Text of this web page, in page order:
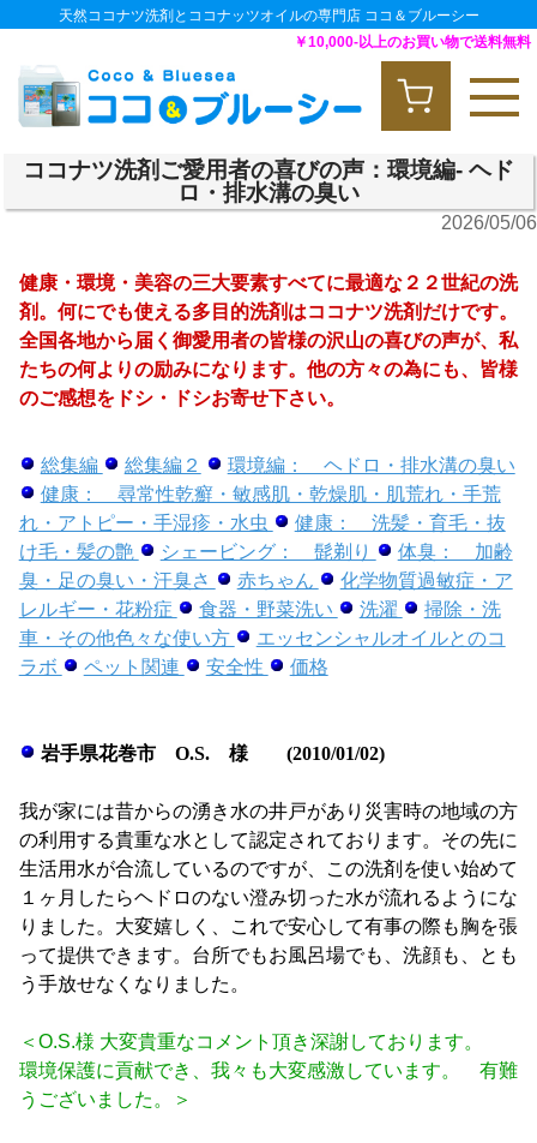
天然ココナツ洗剤とココナッツオイルの専門店 ココ＆ブルーシー
￥10,000-以上のお買い物で送料無料
ココナツ洗剤ご愛用者の喜びの声：環境編- ヘド
ロ・排水溝の臭い
2026/05/06
健康・環境・美容の三大要素すべてに最適な２２世紀の洗
剤。何にでも使える多目的洗剤はココナツ洗剤だけです。
全国各地から届く御愛用者の皆様の沢山の喜びの声が、私
たちの何よりの励みになります。他の方々の為にも、皆様
のご感想をドシ・ドシお寄せ下さい。
総集編 総集編２
環境編： ヘドロ・排水溝の臭い
健康： 尋常性乾癬・敏感肌・乾燥肌・肌荒れ・手荒
れ・アトピー・手湿疹・水虫
健康： 洗髪・育毛・抜
け毛・髪の艶
シェービング： 髭剃り
体臭： 加齢
臭・足の臭い・汗臭さ
赤ちゃん
化学物質過敏症・ア
レルギー・花粉症
食器・野菜洗い 洗濯
掃除・洗
車・その他色々な使い方
エッセンシャルオイルとのコ
ラボ
ペット関連 安全性 価格
岩手県花巻市 O.S. 様 (2010/01/02)
我が家には昔からの湧き水の井戸があり災害時の地域の方
の利用する貴重な水として認定されております。その先に
生活用水が合流しているのですが、この洗剤を使い始めて
１ヶ月したらヘドロのない澄み切った水が流れるようにな
りました。大変嬉しく、これで安心して有事の際も胸を張
って提供できます。台所でもお風呂場でも、洗顔も、とも
う手放せなくなりました。
＜O.S.様 大変貴重なコメント頂き深謝しております。
環境保護に貢献でき、我々も大変感激しています。 有難
うございました。＞